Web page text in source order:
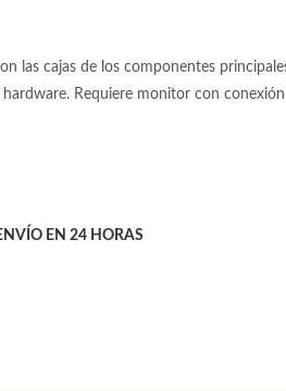
las cajas de los componentes
Requiere monitor con
EN 24 HORAS